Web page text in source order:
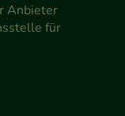
Anbieter
für